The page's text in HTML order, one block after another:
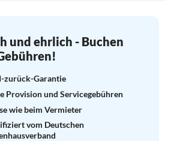
und ehrlich - Buchen
zurück-Garantie
Provision und Servicegebühren
wie beim Vermieter
vom Deutschen